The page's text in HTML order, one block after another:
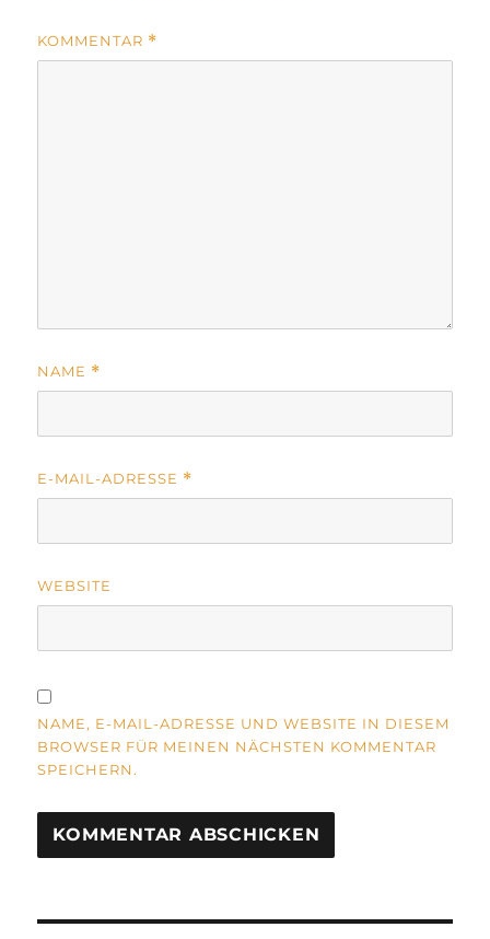
KOMMENTAR *
NAME *
E-MAIL-ADRESSE *
WEBSITE
NAME, E-MAIL-ADRESSE UND WEBSITE IN DIESEM
BROWSER FÜR MEINEN NÄCHSTEN KOMMENTAR
SPEICHERN.